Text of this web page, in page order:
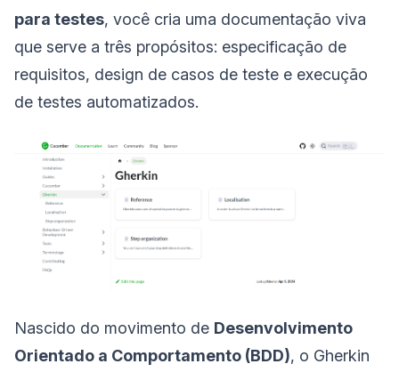
para testes, você cria uma documentação viva
que serve a três propósitos: especificação de
requisitos, design de casos de teste e execução
de testes automatizados.
Nascido do movimento de Desenvolvimento
Orientado a Comportamento (BDD), o Gherkin